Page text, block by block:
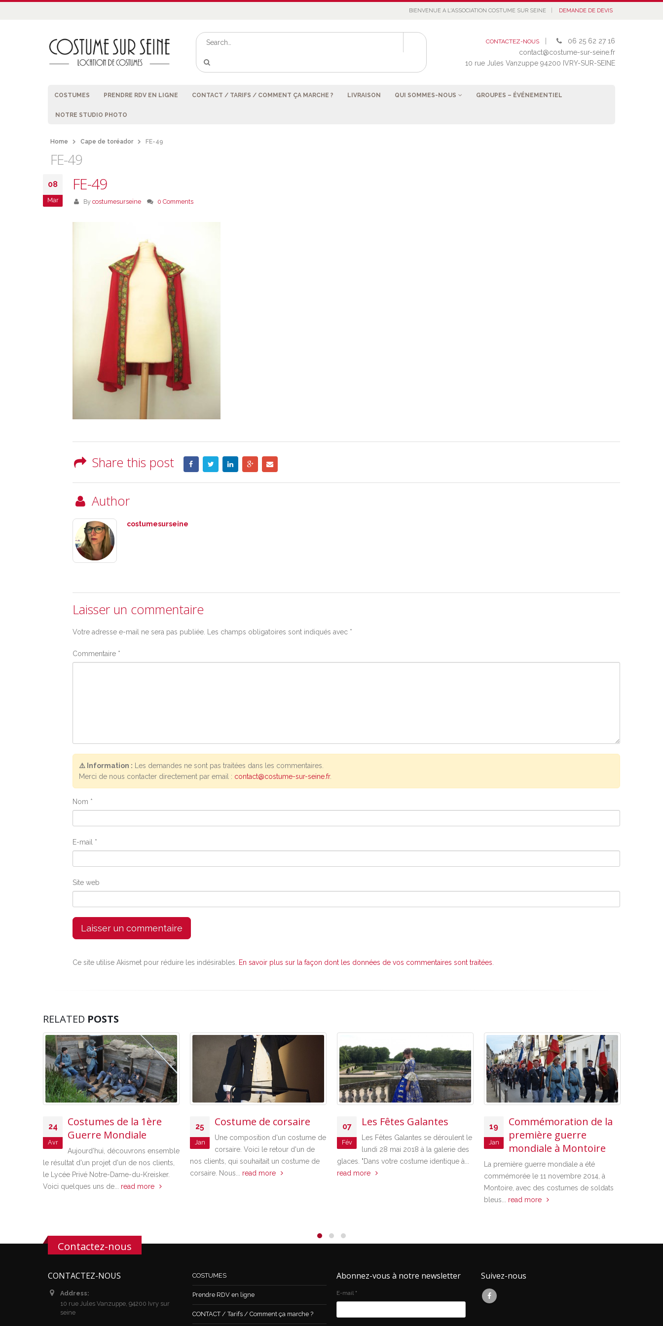
BIENVENUE A L'ASSOCIATION COSTUME SUR SEINE DEMANDE DE DEVIS
CONTACTEZ-NOUS
06 25 62 27 16
contact@costume-sur-seine.fr
10 rue Jules Vanzuppe 94200 IVRY-SUR-SEINE
COSTUMES PRENDRE RDV EN LIGNE CONTACT / TARIFS / COMMENT ÇA MARCHE ? LIVRAISON QUI SOMMES-NOUS GROUPES – ÉVÉNEMENTIEL
NOTRE STUDIO PHOTO
Home Cape de toréador FE-49
FE-49
08
Mar
FE-49
By costumesurseine 0 Comments
Share this post
Author
costumesurseine
Laisser un commentaire
Votre adresse e-mail ne sera pas publiée. Les champs obligatoires sont indiqués avec *
Commentaire *
⚠️ Information : Les demandes ne sont pas traitées dans les commentaires.
Merci de nous contacter directement par email : contact@costume-sur-seine.fr.
Nom *
E-mail *
Site web
Ce site utilise Akismet pour réduire les indésirables. En savoir plus sur la façon dont les données de vos commentaires sont traitées
RELATED POSTS
24
Avr
Costumes de la 1ère
Guerre Mondiale
Aujourd'hui, découvrons ensemble
le résultat d'un projet d'un de nos clients,
le Lycée Privé Notre-Dame-du-Kreisker.
Voici quelques uns de... read more
25
Jan
Costume de corsaire
Une composition d'un costume de
corsaire. Voici le retour d'un de
nos clients, qui souhaitait un costume de
corsaire. Nous... read more
07
Fév
Les Fêtes Galantes
Les Fêtes Galantes se déroulent le
lundi 28 mai 2018 à la galerie des
glaces. "Dans votre costume identique à...
read more
19
Jan
Commémoration de la
première guerre
mondiale à Montoire
La première guerre mondiale a été
commémorée le 11 novembre 2014, à
Montoire, avec des costumes de soldats
bleus... read more
Contactez-nous
CONTACTEZ-NOUS
Address:
10 rue Jules Vanzuppe, 94200 Ivry sur
seine
COSTUMES
Prendre RDV en ligne
CONTACT / Tarifs / Comment ça marche ?
Abonnez-vous à notre newsletter
E-mail *
Suivez-nous